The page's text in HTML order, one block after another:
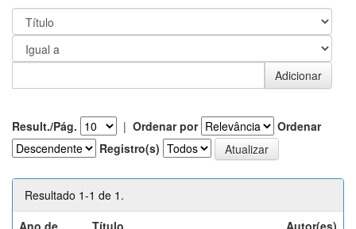
Result./Pág. | Ordenar por
Ordenar
Registro(s)
Resultado 1-1 de 1.
Ano de
Título Autor(es)